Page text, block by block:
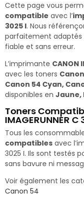
Cette page vous
compatible avec l’
3025 I. Nous
parfaitement adaptés
fiable et sans erreur.
L’imprimante CANON
avec les toners
Canon 54 Cyan,
disponibles en Jaune,
Toners
IMAGERUNNER C
Tous les
compatibles avec
3025 I. Ils sont testés
sans bavure ni
Voir également les
Canon 54